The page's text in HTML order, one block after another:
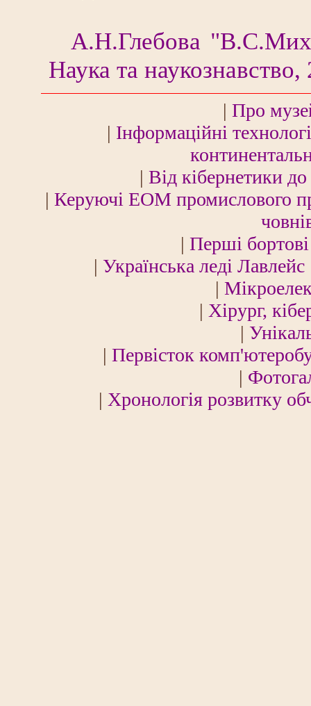
А.Н.Глебова
Наука та
| Про
| Інформаційні
| Від кібернетики
| Керуючі ЕОМ промислового
| Перші
| Українська леді Лавлейс
|
| Хірург,
|
| Первісток
|
| Хронологія розвитку